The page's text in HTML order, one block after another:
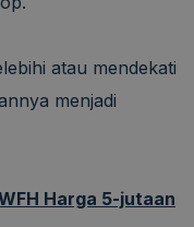
atau mendekati
menjadi
Harga 5-jutaan